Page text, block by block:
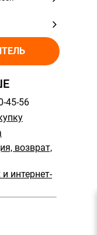
45-56
возврат,
интернет-